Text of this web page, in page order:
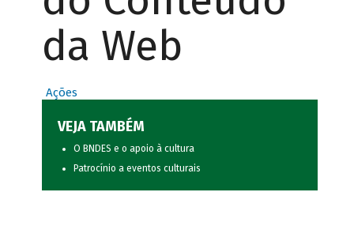
da Web
Ações
VEJA TAMBÉM
O BNDES e o apoio à cultura
Patrocínio a eventos culturais